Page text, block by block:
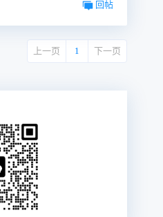
回帖
上一页 1 下一页